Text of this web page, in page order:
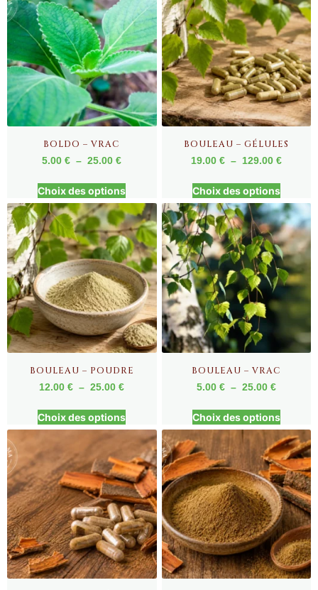
BOLDO – VRAC
5.00€ – 25.00€
Choix des options
BOULEAU – GÉLULES
19.00 € – 129.00 €
Choix des options
BOULEAU – POUDRE
12.00€ – 25.00€
Choix des options
BOULEAU – VRAC
5.00 € – 25.00 €
Choix des options